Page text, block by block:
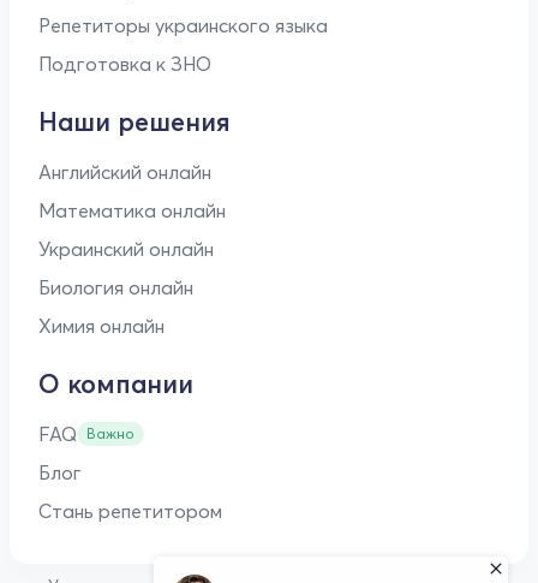
Репетиторы украинского языка
Подготовка к ЗНО
Наши решения
Английский онлайн
Математика онлайн
Украинский онлайн
Биология онлайн
Химия онлайн
О компании
FAQ Важно
Блог
Стань репетитором